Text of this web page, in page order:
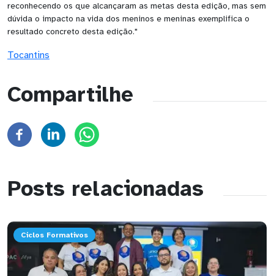
reconhecendo os que alcançaram as metas desta edição, mas sem
dúvida o impacto na vida dos meninos e meninas exemplifica o
resultado concreto desta edição."
Tocantins
Compartilhe
Posts relacionadas
Ciclos Formativos